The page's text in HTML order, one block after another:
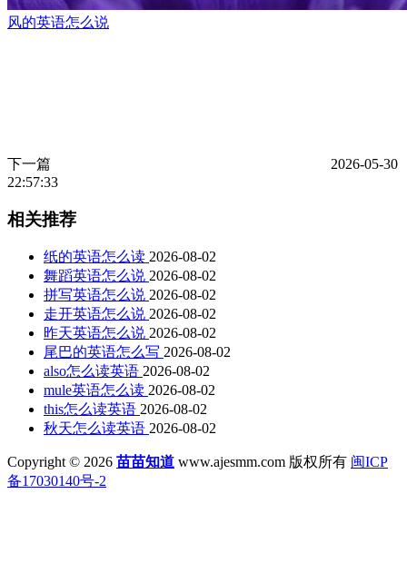
风的英语怎么说
下一篇
2026-05-30
22:57:33
相关推荐
纸的英语怎么读 2026-08-02
舞蹈英语怎么说 2026-08-02
拼写英语怎么说 2026-08-02
走开英语怎么说 2026-08-02
昨天英语怎么说 2026-08-02
尾巴的英语怎么写 2026-08-02
also怎么读英语 2026-08-02
mule英语怎么读 2026-08-02
this怎么读英语 2026-08-02
秋天怎么读英语 2026-08-02
Copyright © 2026 苗苗知道 www.ajesmm.com 版权所有 闽ICP
备17030140号-2